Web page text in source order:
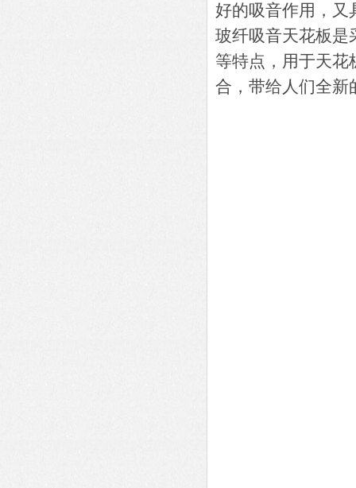
好的吸音作用，又
玻纤吸音天花板是
等特点，用于天花
合，带给人们全新